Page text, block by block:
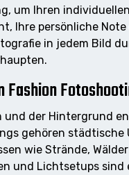
um Ihren
Ihre persönliche
in jedem Bild
der Hintergrund
gehören
wie Strände,
und Lichtsetups